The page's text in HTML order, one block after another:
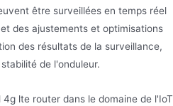
être surveillées en temps réel
des ajustements et optimisations
des résultats de la surveillance,
de l'onduleur.
lte router dans le domaine de l'IoT